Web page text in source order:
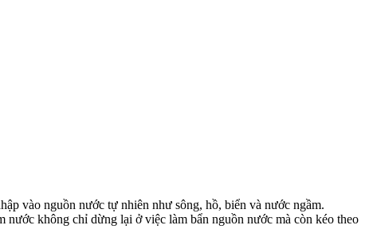
vào nguồn nước tự nhiên như sông, hồ, biển và nước ngầm.
nước không chỉ dừng lại ở việc làm bẩn nguồn nước mà còn kéo theo